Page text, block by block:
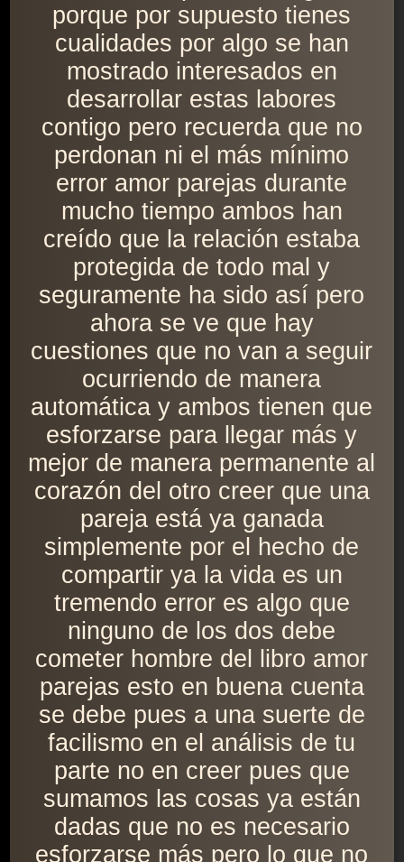
porque por supuesto tienes
cualidades por algo se han
mostrado interesados en
desarrollar estas labores
contigo pero recuerda que no
perdonan ni el más mínimo
error amor parejas durante
mucho tiempo ambos han
creído que la relación estaba
protegida de todo mal y
seguramente ha sido así pero
ahora se ve que hay
cuestiones que no van a seguir
ocurriendo de manera
automática y ambos tienen que
esforzarse para llegar más y
mejor de manera permanente al
corazón del otro creer que una
pareja está ya ganada
simplemente por el hecho de
compartir ya la vida es un
tremendo error es algo que
ninguno de los dos debe
cometer hombre del libro amor
parejas esto en buena cuenta
se debe pues a una suerte de
facilismo en el análisis de tu
parte no en creer pues que
sumamos las cosas ya están
dadas que no es necesario
esforzarse más pero lo que no